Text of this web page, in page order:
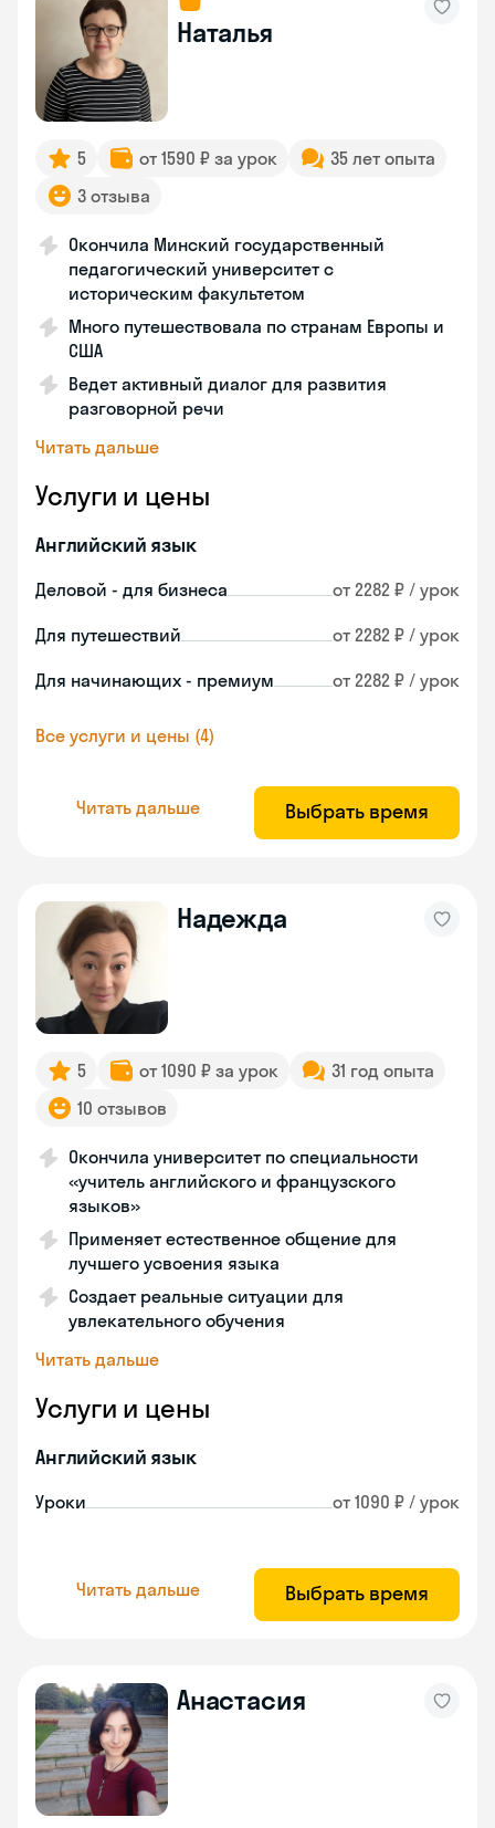
Наталья
5 от 1590 ₽ за урок
35 лет опыта
3 отзыва
Окончила Минский государственный
педагогический университет с
историческим факультетом
Много путешествовала по странам Европы и
США
Ведет активный диалог для развития
разговорной речи
Читать дальше
Услуги и цены
Английский язык
Деловой - для бизнеса от 2282 ₽ / урок
Для путешествий от 2282 ₽ / урок
Для начинающих - премиум от 2282 ₽ / урок
Все услуги и цены (4)
Читать дальше Выбрать время
Надежда
5 от 1090 ₽ за урок
31 год опыта
10 отзывов
Окончила университет по специальности
«учитель английского и французского
языков»
Применяет естественное общение для
лучшего усвоения языка
Создает реальные ситуации для
увлекательного обучения
Читать дальше
Услуги и цены
Английский язык
Уроки от 1090 ₽ / урок
Читать дальше Выбрать время
Анастасия